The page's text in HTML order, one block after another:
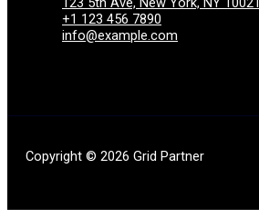
+1 123 456 7890
info@example.com
Copyright © 2026 Grid Partner